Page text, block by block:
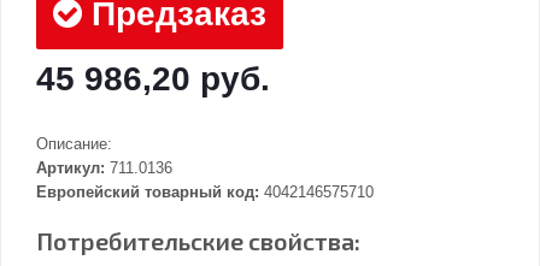
Предзаказ
45 986,20 руб.
Описание:
Артикул: 711.0136
Европейский товарный код: 4042146575710
Потребительские свойства: